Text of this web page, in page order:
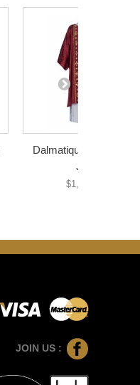
Dalmatique - Collection
JHS
$1,145.00
JOIN US :